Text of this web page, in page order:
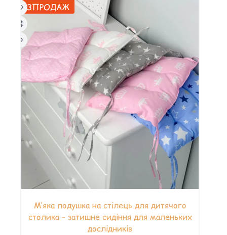
РОЗПРОДАЖ
М’яка подушка на стілець для дитячого
столика – затишне сидіння для маленьких
дослідників